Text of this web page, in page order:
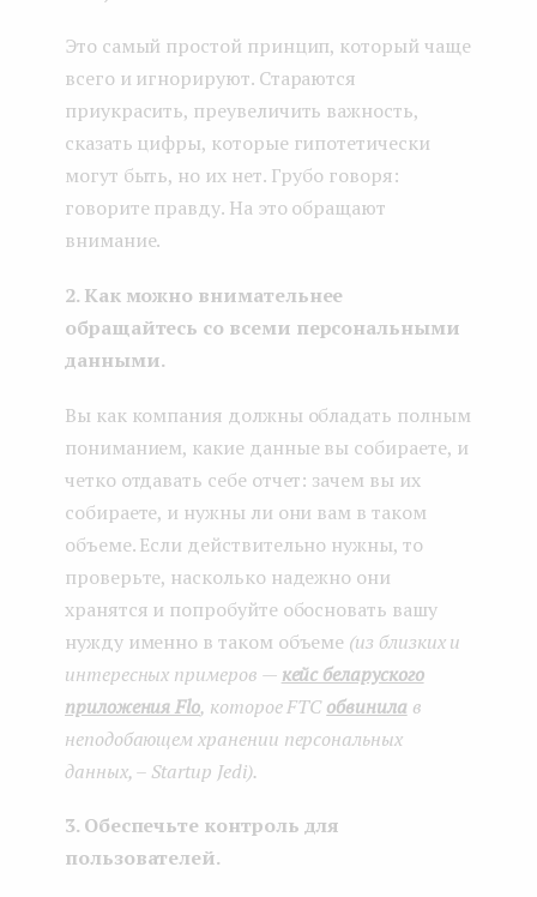
Это самый простой принцип, который чаще
всего и игнорируют. Стараются
приукрасить, преувеличить важность,
сказать цифры, которые гипотетически
могут быть, но их нет. Грубо говоря:
говорите правду. На это обращают
внимание.
2. Как можно внимательнее
обращайтесь со всеми персональными
данными.
Вы как компания должны обладать полным
пониманием, какие данные вы собираете, и
четко отдавать себе отчет: зачем вы их
собираете, и нужны ли они вам в таком
объеме. Если действительно нужны, то
проверьте, насколько надежно они
хранятся и попробуйте обосновать вашу
нужду именно в таком объеме (из близких и
интересных примеров — кейс беларуского
приложения Flo, которое FTC обвинила в
неподобающем хранении персональных
данных, – Startup Jedi).
3. Обеспечьте контроль для
пользователей.